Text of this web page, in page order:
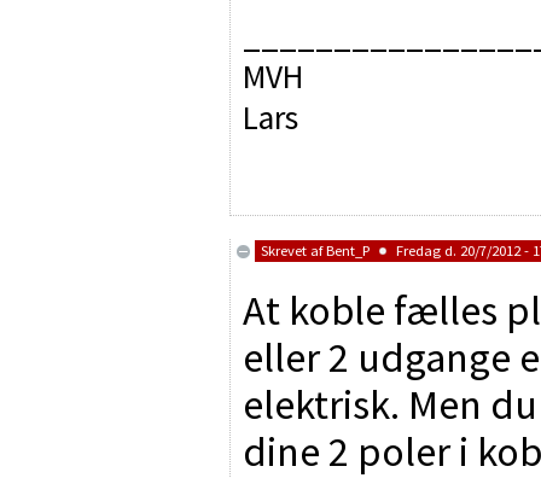
MVH
Lars
Skrevet afBent_P Fredag d. 20/7/2012 -
At koble fælles
eller 2 udgange
elektrisk. Men
dine 2 poler i